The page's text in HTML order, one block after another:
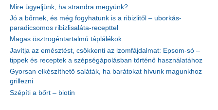
Mire ügyeljünk, ha strandra megyünk?
Jó a bőrnek, és még fogyhatunk is a ribizlitől – uborkás-
paradicsomos ribizlisaláta-recepttel
Magas ösztrogéntartalmú táplálékok
Javítja az emésztést, csökkenti az izomfájdalmat: Epsom-só –
tippek és receptek a szépségápolásban történő használatához
Gyorsan elkészíthető saláták, ha barátokat hívunk magunkhoz
grillezni
Szépíti a bőrt – biotin